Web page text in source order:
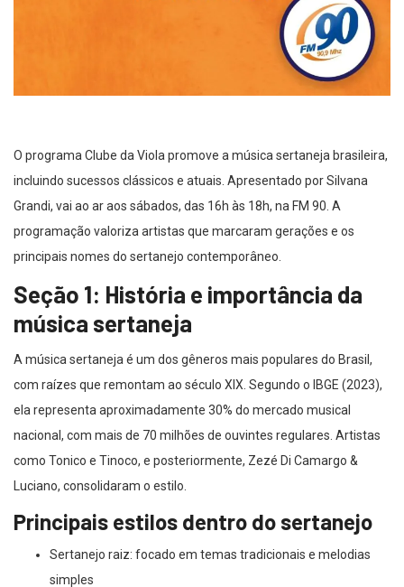
O programa Clube da Viola promove a música sertaneja brasileira,
incluindo sucessos clássicos e atuais. Apresentado por Silvana
Grandi, vai ao ar aos sábados, das 16h às 18h, na FM 90. A
programação valoriza artistas que marcaram gerações e os
principais nomes do sertanejo contemporâneo.
Seção 1: História e importância da
música sertaneja
A música sertaneja é um dos gêneros mais populares do Brasil,
com raízes que remontam ao século XIX. Segundo o IBGE (2023),
ela representa aproximadamente 30% do mercado musical
nacional, com mais de 70 milhões de ouvintes regulares. Artistas
como Tonico e Tinoco, e posteriormente, Zezé Di Camargo &
Luciano, consolidaram o estilo.
Principais estilos dentro do sertanejo
Sertanejo raiz: focado em temas tradicionais e melodias
simples